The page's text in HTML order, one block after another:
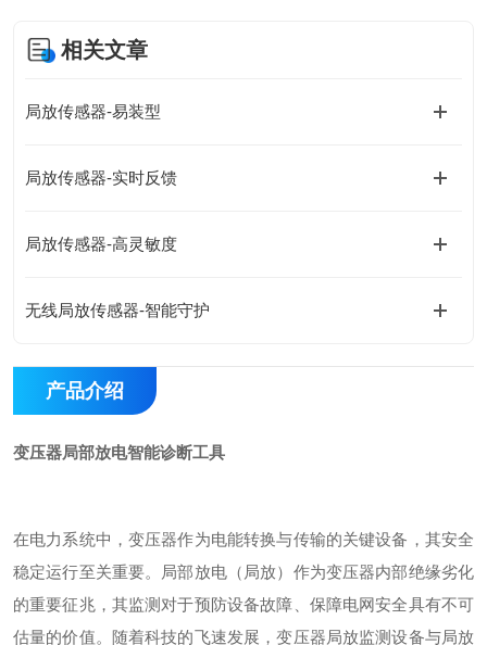
相关文章
局放传感器-易装型
局放传感器-实时反馈
局放传感器-高灵敏度
无线局放传感器-智能守护
产品介绍
变压器局部放电智能诊断工具
在电力系统中，变压器作为电能转换与传输的关键设备，其安全
稳定运行至关重要。局部放电（局放）作为变压器内部绝缘劣化
的重要征兆，其监测对于预防设备故障、保障电网安全具有不可
估量的价值。随着科技的飞速发展，变压器局放监测设备与局放